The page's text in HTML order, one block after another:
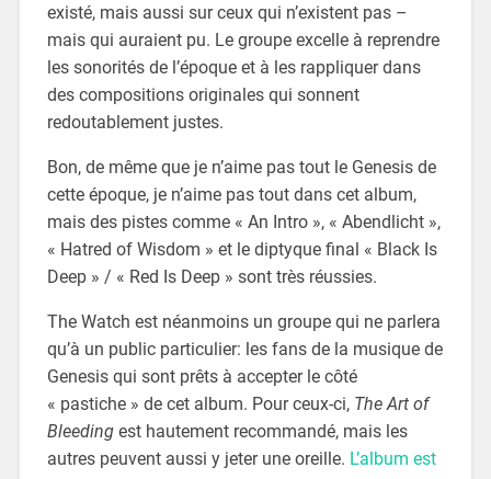
existé, mais aussi sur ceux qui n’existent pas –
mais qui auraient pu. Le groupe excelle à reprendre
les sonorités de l’époque et à les rappliquer dans
des compositions originales qui sonnent
redoutablement justes.
Bon, de même que je n’aime pas tout le Genesis de
cette époque, je n’aime pas tout dans cet album,
mais des pistes comme « An Intro », « Abendlicht »,
« Hatred of Wisdom » et le diptyque final « Black Is
Deep » / « Red Is Deep » sont très réussies.
The Watch est néanmoins un groupe qui ne parlera
qu’à un public particulier: les fans de la musique de
Genesis qui sont prêts à accepter le côté
« pastiche » de cet album. Pour ceux-ci, The Art of
Bleedingest hautement recommandé, mais les
autres peuvent aussi y jeter une oreille. L’album est